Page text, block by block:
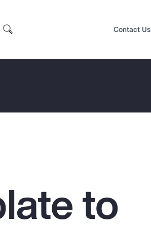
Top Insights
Contact Us
to